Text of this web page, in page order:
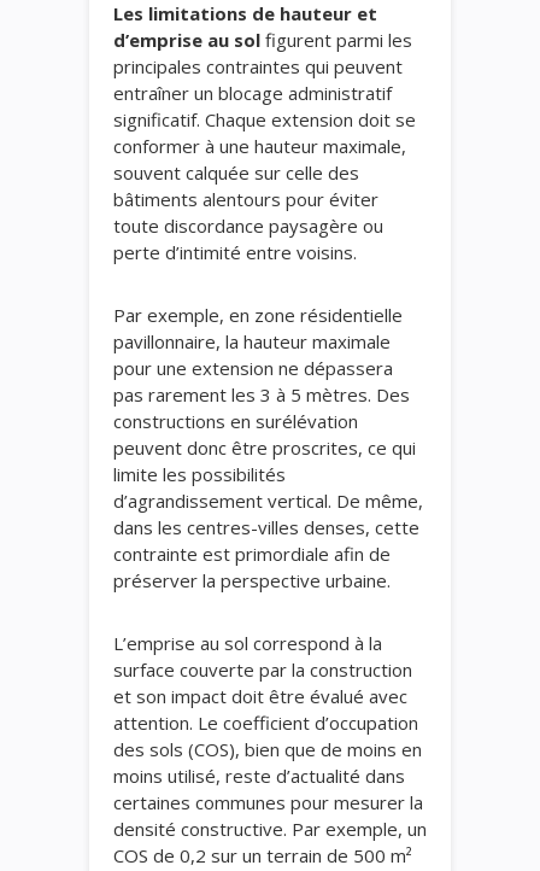
Les limitations de hauteur et
d’emprise au sol figurent parmi les
principales contraintes qui peuvent
entraîner un blocage administratif
significatif. Chaque extension doit se
conformer à une hauteur maximale,
souvent calquée sur celle des
bâtiments alentours pour éviter
toute discordance paysagère ou
perte d’intimité entre voisins.
Par exemple, en zone résidentielle
pavillonnaire, la hauteur maximale
pour une extension ne dépassera
pas rarement les 3 à 5 mètres. Des
constructions en surélévation
peuvent donc être proscrites, ce qui
limite les possibilités
d’agrandissement vertical. De même,
dans les centres-villes denses, cette
contrainte est primordiale afin de
préserver la perspective urbaine.
L’emprise au sol correspond à la
surface couverte par la construction
et son impact doit être évalué avec
attention. Le coefficient d’occupation
des sols (COS), bien que de moins en
moins utilisé, reste d’actualité dans
certaines communes pour mesurer la
densité constructive. Par exemple, un
COS de 0,2 sur un terrain de 500 m²